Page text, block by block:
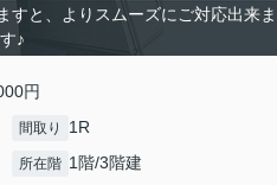
すと、よりスムーズにご対応出来ま
す♪
円
間取り 1R
所在階 1階/3階建